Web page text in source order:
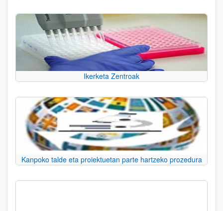
Ikerketa Zentroak
Kanpoko talde eta proiektuetan parte hartzeko prozedura